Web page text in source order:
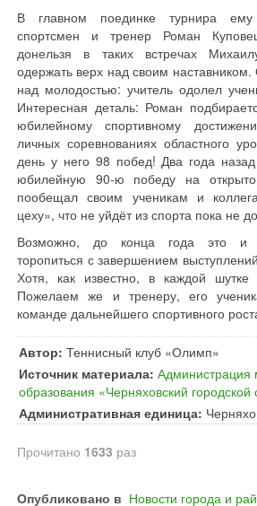
В главном поединке турнира ему
спортсмен и тренер Роман
донельзя в таких встречах
одержать верх над своим
над молодостью: учитель одолел
Интересная деталь: Роман
юбилейному спортивному
личных соревнованиях областного
день у него 98 побед! Два года
юбилейную 90-ю победу на
пообещал своим ученикам и
цеху», что не уйдёт из спорта пока не
Возможно, до конца года это и
торопиться с завершением
Хотя, как известно, в каждой
Пожелаем же и тренеру, его
команде дальнейшего спортивного
Автор: Теннисный клуб «Олимп»
Источник материала: Администрация
образования «Черняховский городской
Административная единица:
Прочитано 1633 раз
Опубликовано в Новости города и